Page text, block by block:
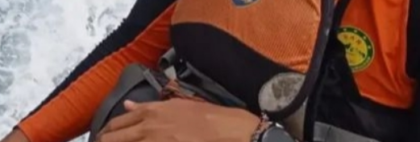
Gelar Bimtek Tahap II,
Tekankan Kader Harus
Aspirasi Rakyat
Politik, Politik Nasional
September
Peringatan Keras Bahlil
Lahadalia Untuk Kader Partai
Golkar, Ibarat Striker, Tak…
Di Berita, Nasional, Politik Februari 15, 2026